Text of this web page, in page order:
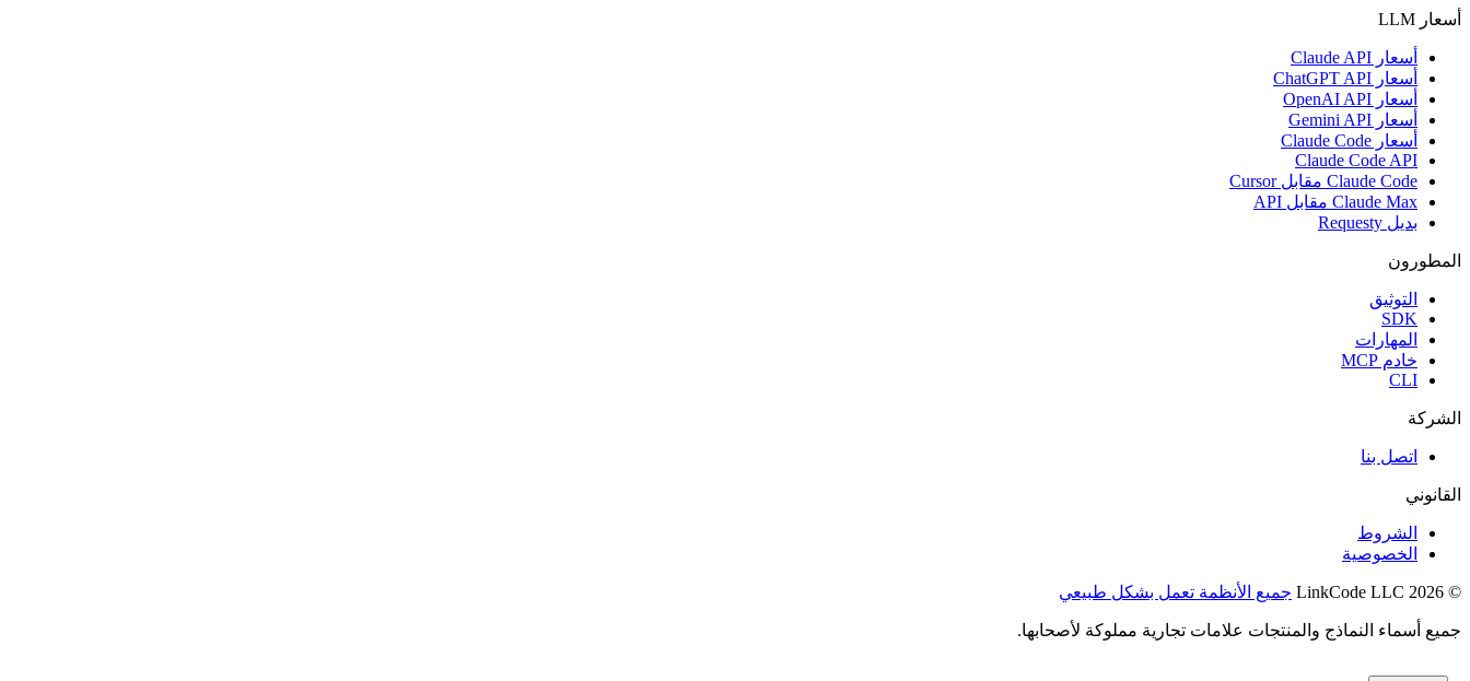
أسعار LLM
أسعار Claude API
أسعار ChatGPT API
أسعار OpenAI API
أسعار Gemini API
أسعار Claude Code
Claude Code API
Claude Code مقابل Cursor
Claude Max مقابل API
بديل Requesty
المطورون
التوثيق
SDK
المهارات
خادم MCP
CLI
الشركة
اتصل بنا
القانوني
الشروط
الخصوصية
© 2026 LinkCode LLC جميع الأنظمة تعمل بشكل طبيعي
جميع أسماء النماذج والمنتجات علامات تجارية مملوكة لأصحابها.